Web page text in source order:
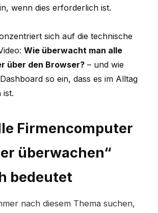
wenn dies erforderlich ist.
sich auf die technische
Wie überwacht man alle
über den Browser? – und wie
so ein, dass es im Alltag
ist.
Firmencomputer
überwachen“
bedeutet
nach diesem Thema suchen,